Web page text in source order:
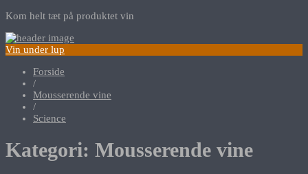
Kom helt tæt på produktet vin
Vin under lup
Forside
/
Mousserende vine
/
Science
Kategori: Mousserende vine